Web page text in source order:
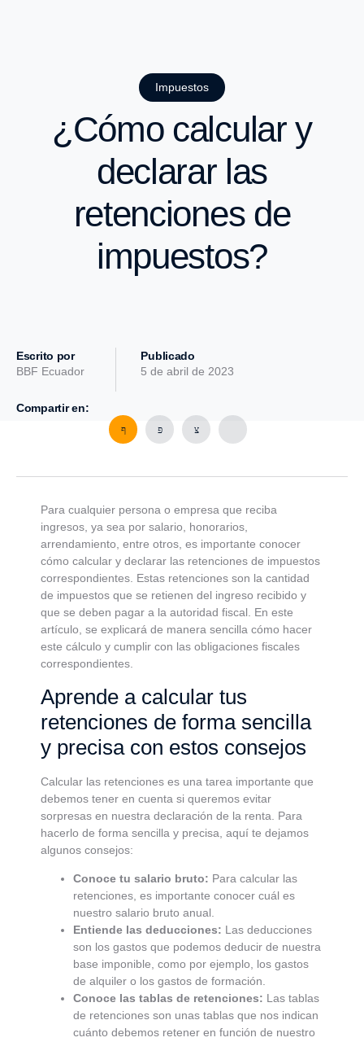
Impuestos
¿Cómo calcular y
declarar las
retenciones de
impuestos?
Escrito por
BBF Ecuador
Publicado
5 de abril de 2023
Compartir en:
Para cualquier persona o empresa que reciba
ingresos, ya sea por salario, honorarios,
arrendamiento, entre otros, es importante conocer
cómo calcular y declarar las retenciones de impuestos
correspondientes. Estas retenciones son la cantidad
de impuestos que se retienen del ingreso recibido y
que se deben pagar a la autoridad fiscal. En este
artículo, se explicará de manera sencilla cómo hacer
este cálculo y cumplir con las obligaciones fiscales
correspondientes.
Aprende a calcular tus
retenciones de forma sencilla
y precisa con estos consejos
Calcular las retenciones es una tarea importante que
debemos tener en cuenta si queremos evitar
sorpresas en nuestra declaración de la renta. Para
hacerlo de forma sencilla y precisa, aquí te dejamos
algunos consejos:
Conoce tu salario bruto: Para calcular las
retenciones, es importante conocer cuál es
nuestro salario bruto anual.
Entiende las deducciones: Las deducciones
son los gastos que podemos deducir de nuestra
base imponible, como por ejemplo, los gastos
de alquiler o los gastos de formación.
Conoce las tablas de retenciones: Las tablas
de retenciones son unas tablas que nos indican
cuánto debemos retener en función de nuestro